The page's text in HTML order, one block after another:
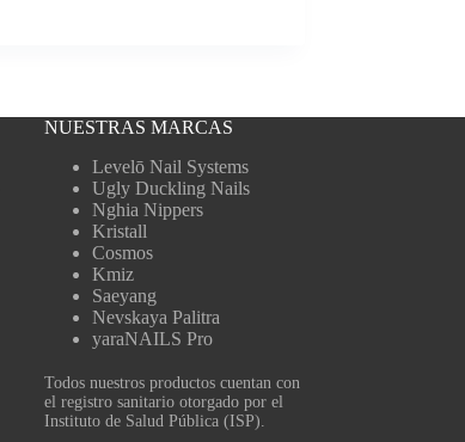
NUESTRAS MARCAS
Levelō Nail Systems
Ugly Duckling Nails
Nghia Nippers
Kristall
Cosmos
Kmiz
Saeyang
Nevskaya Palitra
yaraNAILS Pro
Todos nuestros productos cuentan con
el registro sanitario otorgado por el
Instituto de Salud Pública (ISP).